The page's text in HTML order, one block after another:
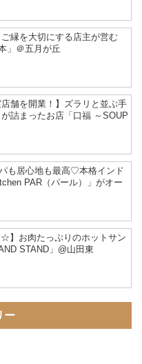
ご縁を大切にする店主が営む
」＠五月が丘
店舗を開業！】ズラリと並ぶ手
詰まったお店「口福 ～SOUP
も居心地も最高♡本格インド
PAR（パール）」がオー
☆】お肉たっぷりのホットサン
STAND」@山田東
ー